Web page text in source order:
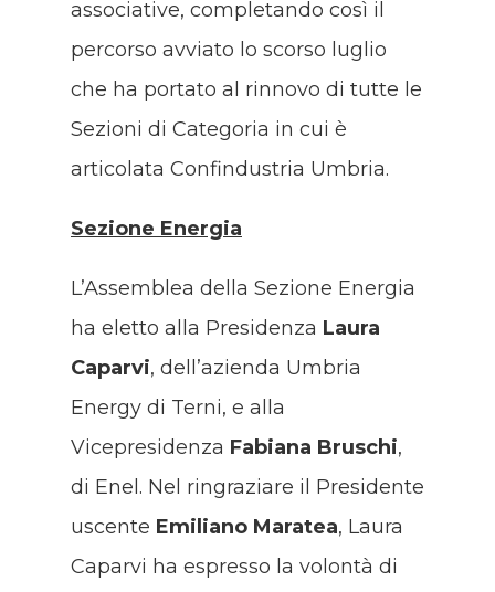
associative, completando così il
percorso avviato lo scorso luglio
che ha portato al rinnovo di tutte le
Sezioni di Categoria in cui è
articolata Confindustria Umbria.
Sezione Energia
L’Assemblea della Sezione Energia
ha eletto alla Presidenza Laura
Caparvi, dell’azienda Umbria
Energy di Terni, e alla
Vicepresidenza Fabiana Bruschi,
di Enel. Nel ringraziare il Presidente
uscente Emiliano Maratea, Laura
Caparvi ha espresso la volontà di